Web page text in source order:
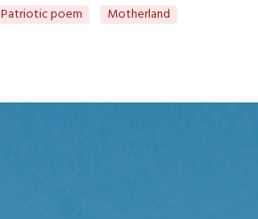
Patriotic poem Motherland